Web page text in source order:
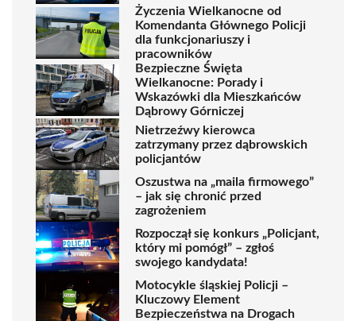
Życzenia Wielkanocne od
Komendanta Głównego Policji
dla funkcjonariuszy i
pracowników
Bezpieczne Święta
Wielkanocne: Porady i
Wskazówki dla Mieszkańców
Dąbrowy Górniczej
Nietrzeźwy kierowca
zatrzymany przez dąbrowskich
policjantów
Oszustwa na „maila firmowego”
– jak się chronić przed
zagrożeniem
Rozpoczął się konkurs „Policjant,
który mi pomógł” – zgłoś
swojego kandydata!
Motocykle śląskiej Policji –
Kluczowy Element
Bezpieczeństwa na Drogach